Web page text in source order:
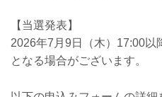
【当選発表】
2026年7月9日（木）17:00
となる場合がございます。